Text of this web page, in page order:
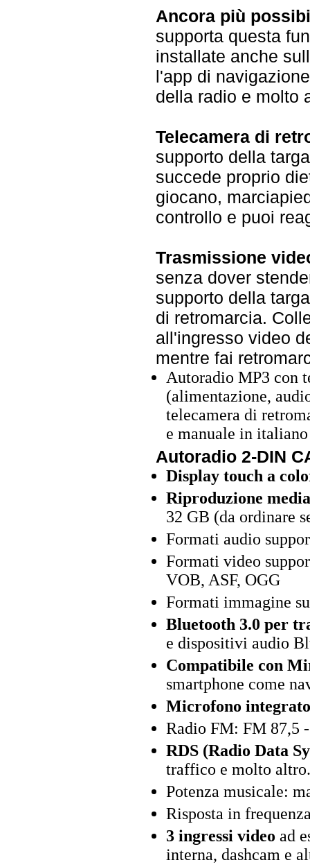
Ancora più
supporta questa
installate anche
l'app di
della radio e molto
Telecamera di
supporto della
succede proprio
giocano,
controllo e puoi
Trasmissione
senza dover
supporto della
di retromarcia.
all'ingresso video
mentre fai
Autoradio MP3 con
(alimentazione,
telecamera di
e manuale in italiano
Autoradio 2-DIN
Display touch a
Riproduzione
32 GB (da ordinare
Formati audio
Formati video
VOB, ASF, OGG
Formati immagine
Bluetooth 3.0 per
e dispositivi audio
Compatibile con
smartphone come
Microfono
Radio FM: FM 87,5
RDS (Radio Data
traffico e molto altro.
Potenza musicale:
Risposta in
3 ingressi video ad
interna, dashcam e